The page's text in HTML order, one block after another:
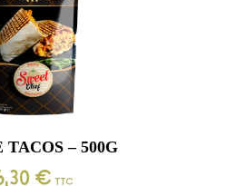
TACOS – 500G
€ TTC